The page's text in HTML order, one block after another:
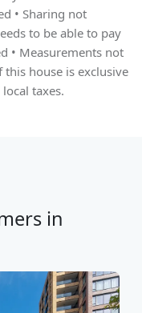
• Sharing not
to be able to pay
• Measurements not
house is exclusive
taxes.
in